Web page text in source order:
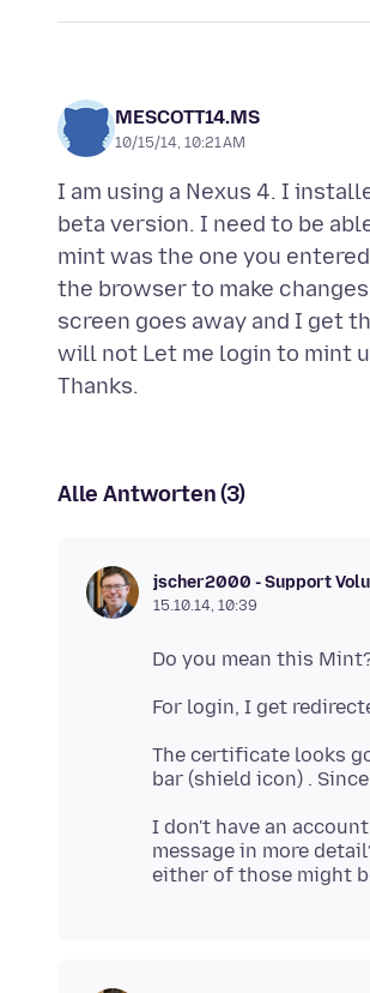
MESCOTT14.MS
10/15/14, 10:21 AM
I am using a Nexus 4. I
beta version. I need to be
mint was the one you
the browser to make
screen goes away and I get
will not Let me login to mint
Alle Antworten (3)
jscher2000 - Support
15.10.14, 10:39
Do you mean this
For login, I get
The certificate looks
I don't have an
message in more